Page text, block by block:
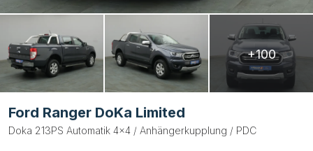
+100
Ford Ranger DoKa Limited
Doka 213PS Automatik 4x4 / Anhängerkupplung / PDC